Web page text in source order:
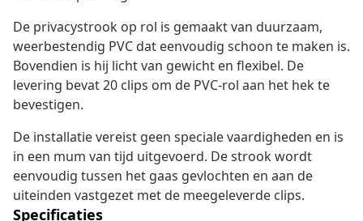
De privacystrook op rol is gemaakt van duurzaam,
weerbestendig PVC dat eenvoudig schoon te maken is.
Bovendien is hij licht van gewicht en flexibel. De
levering bevat 20 clips om de PVC-rol aan het hek te
bevestigen.
De installatie vereist geen speciale vaardigheden en is
in een mum van tijd uitgevoerd. De strook wordt
eenvoudig tussen het gaas gevlochten en aan de
uiteinden vastgezet met de meegeleverde clips.
Specificaties